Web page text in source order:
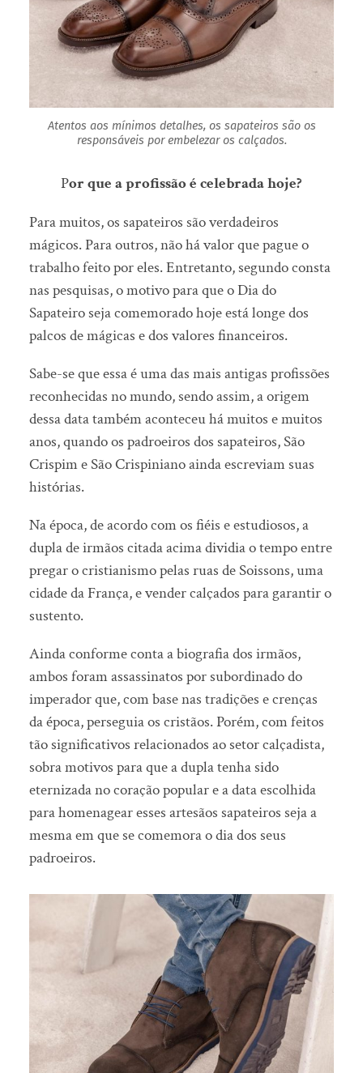
Atentos aos mínimos detalhes, os sapateiros são os
responsáveis por embelezar os calçados.
Por que a profissão é celebrada hoje?
Para muitos, os sapateiros são verdadeiros
mágicos. Para outros, não há valor que pague o
trabalho feito por eles. Entretanto, segundo consta
nas pesquisas, o motivo para que o Dia do
Sapateiro seja comemorado hoje está longe dos
palcos de mágicas e dos valores financeiros.
Sabe-se que essa é uma das mais antigas profissões
reconhecidas no mundo, sendo assim, a origem
dessa data também aconteceu há muitos e muitos
anos, quando os padroeiros dos sapateiros, São
Crispim e São Crispiniano ainda escreviam suas
histórias.
Na época, de acordo com os fiéis e estudiosos, a
dupla de irmãos citada acima dividia o tempo entre
pregar o cristianismo pelas ruas de Soissons, uma
cidade da França, e vender calçados para garantir o
sustento.
Ainda conforme conta a biografia dos irmãos,
ambos foram assassinatos por subordinado do
imperador que, com base nas tradições e crenças
da época, perseguia os cristãos. Porém, com feitos
tão significativos relacionados ao setor calçadista,
sobra motivos para que a dupla tenha sido
eternizada no coração popular e a data escolhida
para homenagear esses artesãos sapateiros seja a
mesma em que se comemora o dia dos seus
padroeiros.